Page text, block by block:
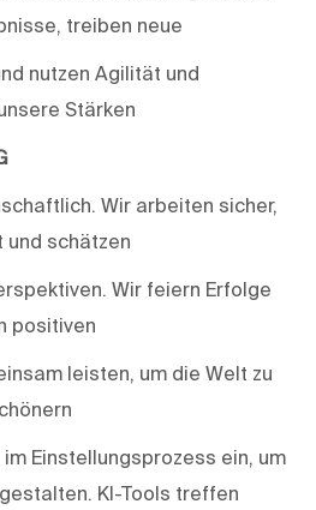
treiben neue
nutzen Agilität und
Stärken
Wir arbeiten sicher,
und schätzen
Wir feiern Erfolge
positiven
leisten, um die Welt zu
im Einstellungsprozess ein, um
KI-Tools treffen